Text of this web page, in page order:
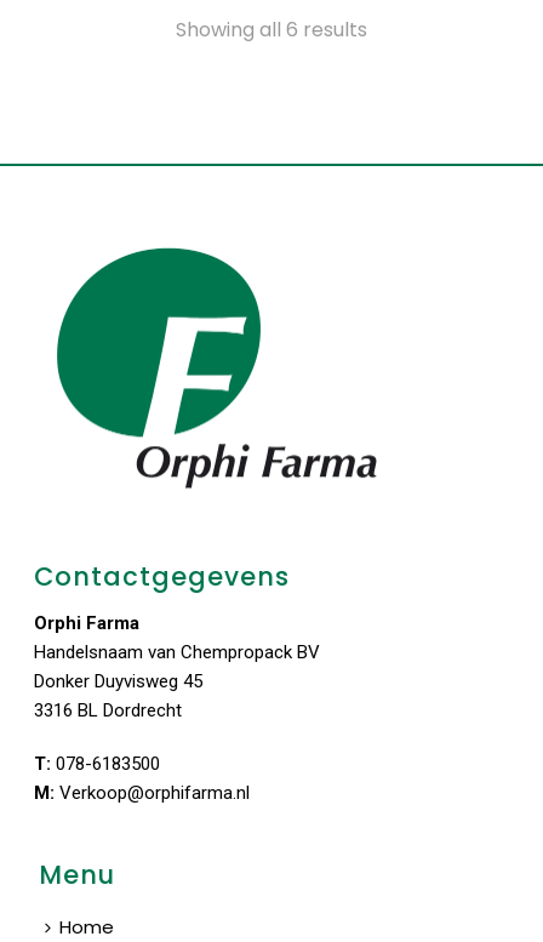
Showing all 6 results
Contactgegevens
Orphi Farma
Handelsnaam van Chempropack BV
Donker Duyvisweg 45
3316 BL Dordrecht
T: 078-6183500
M: Verkoop@orphifarma.nl
Menu
Home